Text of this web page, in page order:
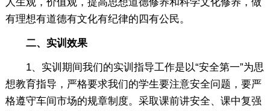
有理想有道德有文化有纪律的四有公民。
二、实训效果
1、实训期间我们的实训指导工作是以“安全第一”为思
想教育指导，严格要求我们的学生要注意安全问题，要严
格遵守车间市场的规章制度。采取课前讲安全、课中复强